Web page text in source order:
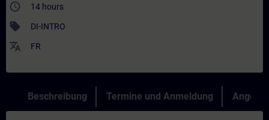
access_time 14 hours
sell DI-INTRO
translate FR
Beschreibung Termine und Anmeldung Angebot